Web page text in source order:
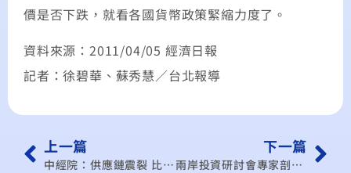
價是否下跌，就看各國貨幣政策緊縮力度了。
資料來源：2011/04/05 經濟日報
記者：徐碧華、蘇秀慧／台北報導
上一篇
中經院：供應鏈震裂 比預期久
下一篇
兩岸投資研討會專家剖析趨勢與商機